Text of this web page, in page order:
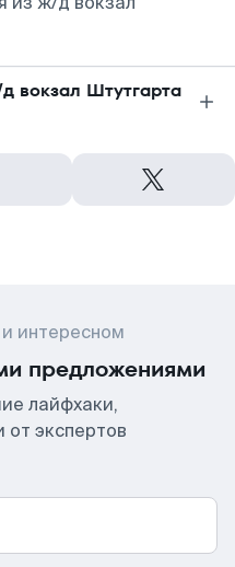
вокзал Штутгарта
интересном
предложениями
лайфхаки,
экспертов